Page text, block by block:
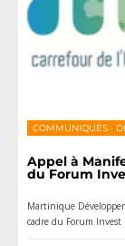
COMMUNIQUÉS •
Appel à
du Forum
Martinique
cadre du Forum